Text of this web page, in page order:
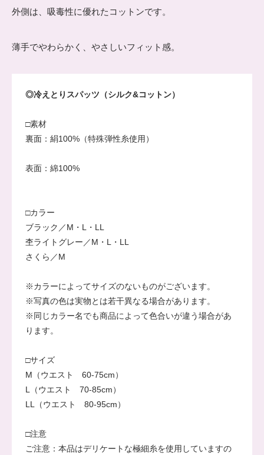
外側は、吸毒性に優れたコットンです。
薄手でやわらかく、やさしいフィット感。
◎冷えとりスパッツ（シルク&コットン）
□素材
裏面：絹100%（特殊弾性糸使用 ）
表面：綿100%
□カラー
ブラック／M・L・LL
杢ライトグレー／M・L・LL
さくら／M
※カラーによってサイズのないものがございます。
※写真の色は実物とは若干異なる場合があります。
※同じカラー名でも商品によって色合いが違う場合があ
ります。
□サイズ
M（ウエスト 60-75cm）
L（ウエスト 70-85cm）
LL（ウエスト 80-95cm）
□注意
ご注意：本品はデリケートな極細糸を使用していますの